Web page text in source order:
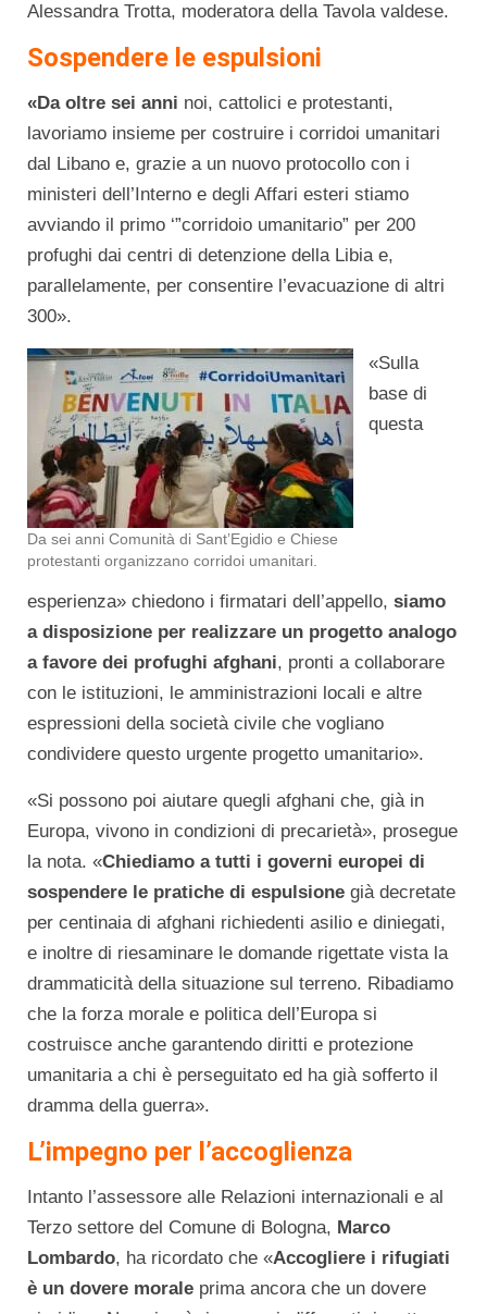
Alessandra Trotta, moderatora della Tavola valdese.
Sospendere le espulsioni
«Da oltre sei anni noi, cattolici e protestanti,
lavoriamo insieme per costruire i corridoi umanitari
dal Libano e, grazie a un nuovo protocollo con i
ministeri dell’Interno e degli Affari esteri stiamo
avviando il primo ‘”corridoio umanitario” per 200
profughi dai centri di detenzione della Libia e,
parallelamente, per consentire l’evacuazione di altri
300».
Da sei anni Comunità di Sant’Egidio e Chiese
protestanti organizzano corridoi umanitari.
«Sulla
base di
questa
esperienza» chiedono i firmatari dell’appello, siamo
a disposizione per realizzare un progetto analogo
a favore dei profughi afghani, pronti a collaborare
con le istituzioni, le amministrazioni locali e altre
espressioni della società civile che vogliano
condividere questo urgente progetto umanitario».
«Si possono poi aiutare quegli afghani che, già in
Europa, vivono in condizioni di precarietà», prosegue
la nota. «Chiediamo a tutti i governi europei di
sospendere le pratiche di espulsione già decretate
per centinaia di afghani richiedenti asilio e diniegati,
e inoltre di riesaminare le domande rigettate vista la
drammaticità della situazione sul terreno. Ribadiamo
che la forza morale e politica dell’Europa si
costruisce anche garantendo diritti e protezione
umanitaria a chi è perseguitato ed ha già sofferto il
dramma della guerra».
L’impegno per l’accoglienza
Intanto l’assessore alle Relazioni internazionali e al
Terzo settore del Comune di Bologna, Marco
Lombardo, ha ricordato che «Accogliere i rifugiati
è un dovere morale prima ancora che un dovere